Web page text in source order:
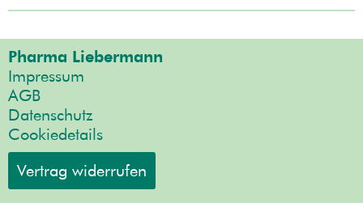
Pharma Liebermann
Impressum
AGB
Datenschutz
Cookiedetails
Vertrag widerrufen